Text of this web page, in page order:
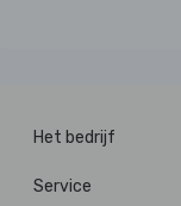
Het bedrijf
Service